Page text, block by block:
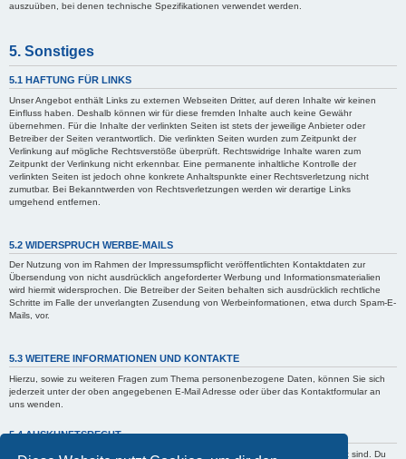
auszuüben, bei denen technische Spezifikationen verwendet werden.
5. Sonstiges
5.1 HAFTUNG FÜR LINKS
Unser Angebot enthält Links zu externen Webseiten Dritter, auf deren Inhalte wir keinen
Einfluss haben. Deshalb können wir für diese fremden Inhalte auch keine Gewähr
übernehmen. Für die Inhalte der verlinkten Seiten ist stets der jeweilige Anbieter oder
Betreiber der Seiten verantwortlich. Die verlinkten Seiten wurden zum Zeitpunkt der
Verlinkung auf mögliche Rechtsverstöße überprüft. Rechtswidrige Inhalte waren zum
Zeitpunkt der Verlinkung nicht erkennbar. Eine permanente inhaltliche Kontrolle der
verlinkten Seiten ist jedoch ohne konkrete Anhaltspunkte einer Rechtsverletzung nicht
zumutbar. Bei Bekanntwerden von Rechtsverletzungen werden wir derartige Links
umgehend entfernen.
5.2 WIDERSPRUCH WERBE-MAILS
Der Nutzung von im Rahmen der Impressumspflicht veröffentlichten Kontaktdaten zur
Übersendung von nicht ausdrücklich angeforderter Werbung und Informationsmaterialien
wird hiermit widersprochen. Die Betreiber der Seiten behalten sich ausdrücklich rechtliche
Schritte im Falle der unverlangten Zusendung von Werbeinformationen, etwa durch Spam-E-
Mails, vor.
5.3 WEITERE INFORMATIONEN UND KONTAKTE
Hierzu, sowie zu weiteren Fragen zum Thema personenbezogene Daten, können Sie sich
jederzeit unter der oben angegebenen E-Mail Adresse oder über das Kontaktformular an
uns wenden.
5.4 AUSKUNFTSRECHT
Der Betreiber erteilt dir auf Anfrage Auskunft, welche Daten über dich gespeichert sind. Du